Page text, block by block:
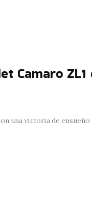
Camaro ZL1
una victoria de